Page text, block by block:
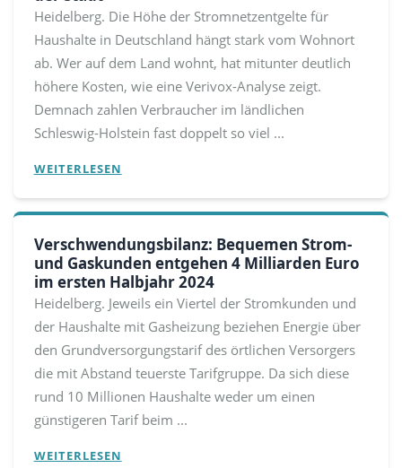
Heidelberg. Die Höhe der Stromnetzentgelte für
Haushalte in Deutschland hängt stark vom Wohnort
ab. Wer auf dem Land wohnt, hat mitunter deutlich
höhere Kosten, wie eine Verivox-Analyse zeigt.
Demnach zahlen Verbraucher im ländlichen
Schleswig-Holstein fast doppelt so viel ...
WEITERLESEN
Verschwendungsbilanz: Bequemen Strom-
und Gaskunden entgehen 4 Milliarden Euro
im ersten Halbjahr 2024
Heidelberg. Jeweils ein Viertel der Stromkunden und
der Haushalte mit Gasheizung beziehen Energie über
den Grundversorgungstarif des örtlichen Versorgers 
die mit Abstand teuerste Tarifgruppe. Da sich diese
rund 10 Millionen Haushalte weder um einen
günstigeren Tarif beim ...
WEITERLESEN